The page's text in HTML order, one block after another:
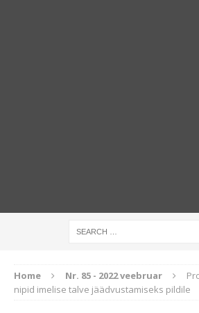
Home Nr. 85 - 2022 veebruar
nipid imelise talve jäädvustamiseks pildile